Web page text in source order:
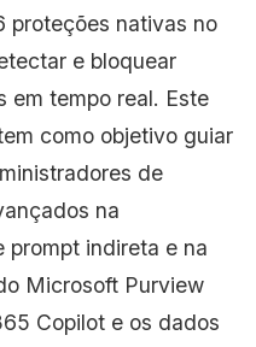
proteções nativas no
e bloquear
em tempo real. Este
como objetivo guiar
de
na
prompt indireta e na
Microsoft Purview
Copilot e os dados